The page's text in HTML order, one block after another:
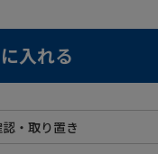
入れる